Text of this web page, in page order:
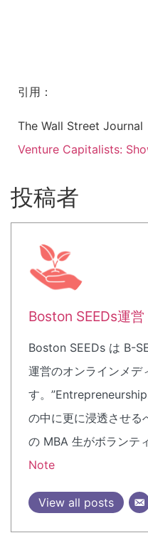
引用：
The Wall Street Journal
Venture Capitalists:
投稿者
Boston SEEDs運営
Boston SEEDs は B-
運営のオンラインメデ
す。
の中に更に浸透させる
の MBA 生がボランテ
Note
View all posts